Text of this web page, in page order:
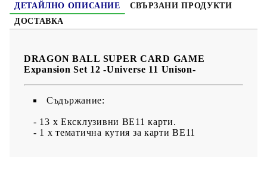
ДЕТАЙЛНО ОПИСАНИЕ
СВЪРЗАНИ ПРОДУКТИ
ДОСТАВКА
DRAGON BALL SUPER CARD GAME
Expansion Set 12 -Universe 11 Unison-
Съдържание:
- 13 х Ексклузивни BE11 карти.
- 1 х тематична кутия за карти BE11